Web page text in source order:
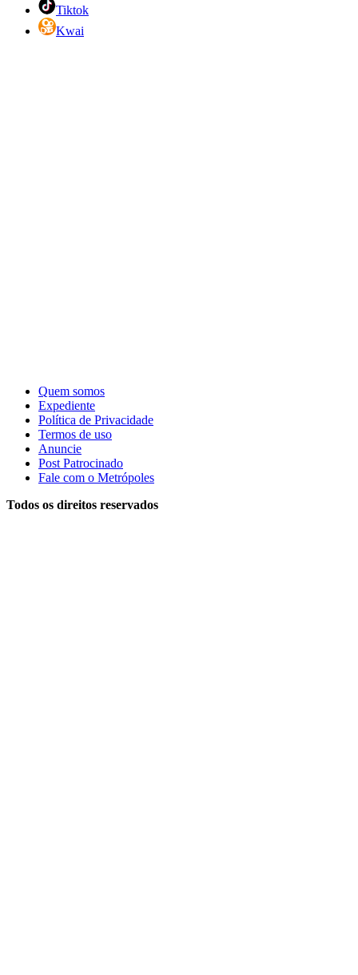
Tiktok
Kwai
Quem somos
Expediente
Política de Privacidade
Termos de uso
Anuncie
Post Patrocinado
Fale com o Metrópoles
Todos os direitos reservados